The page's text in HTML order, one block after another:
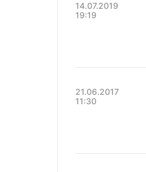
14.07.2019
19:19
21.06.2017
11:30